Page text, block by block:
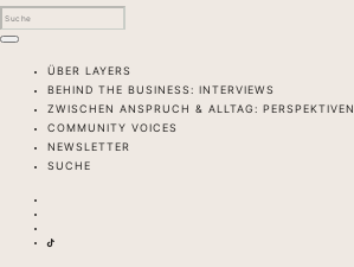
ÜBER LAYERS
BEHIND THE BUSINESS: INTERVIEWS
ZWISCHEN ANSPRUCH & ALLTAG: PERSPEKTIVEN
COMMUNITY VOICES
NEWSLETTER
SUCHE